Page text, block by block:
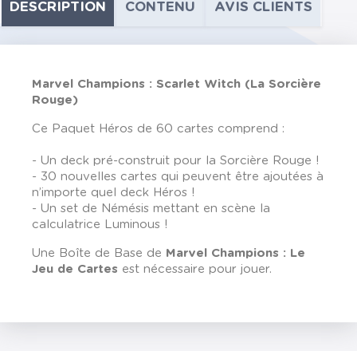
DESCRIPTION CONTENU AVIS CLIENTS
Marvel Champions : Scarlet Witch (La Sorcière
Rouge)
Ce Paquet Héros de 60 cartes comprend :
- Un deck pré-construit pour la Sorcière Rouge !
- 30 nouvelles cartes qui peuvent être ajoutées à
n’importe quel deck Héros !
- Un set de Némésis mettant en scène la
calculatrice Luminous !
Une Boîte de Base de Marvel Champions : Le
Jeu de Cartes est nécessaire pour jouer.